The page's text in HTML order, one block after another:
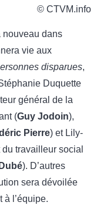
© CTVM.info
nouveau dans
vie aux
disparues,
Duquette
général de la
(Guy Jodoin),
Pierre) et Lily-
du travailleur social
). D’autres
sera dévoilée
à l’équipe.